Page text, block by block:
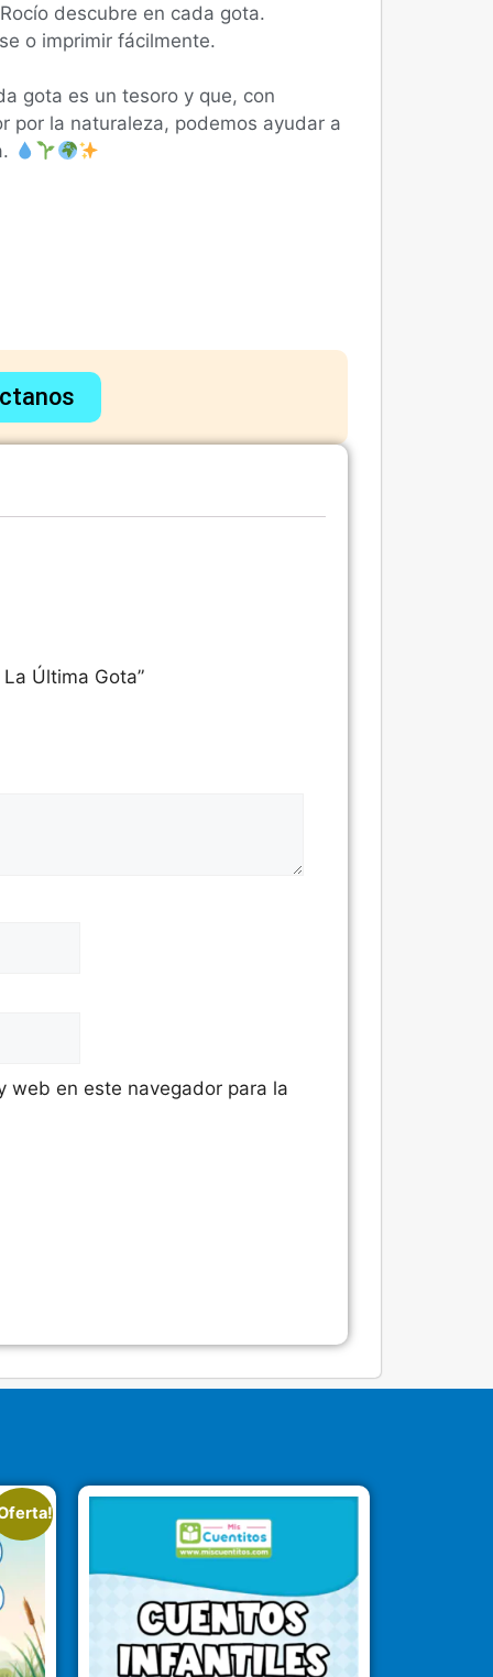
descubre en cada gota.
o imprimir fácilmente.
gota es un tesoro y que, con
por la naturaleza, podemos ayudar a
Última Gota”
web en este navegador para la